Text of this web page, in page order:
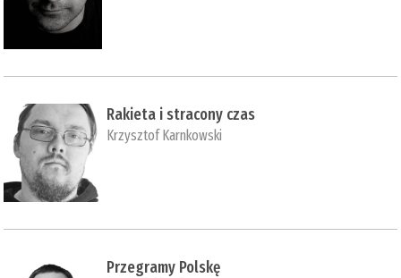
Rakieta i stracony czas
Krzysztof Karnkowski
Przegramy Polskę